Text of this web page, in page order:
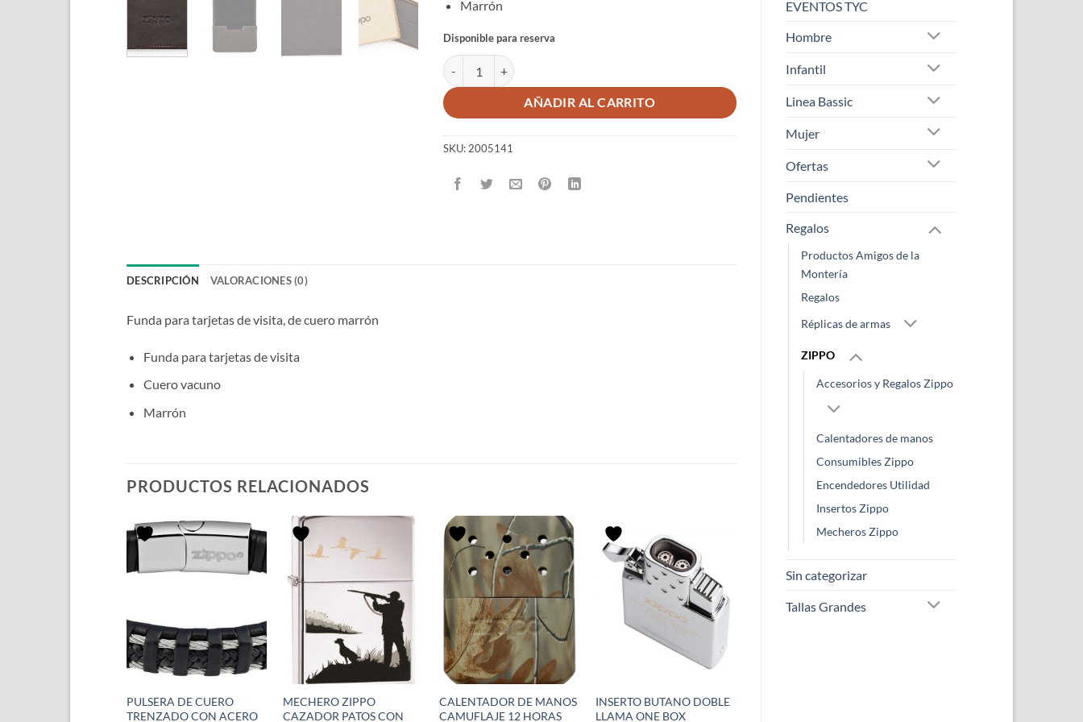
EVENTOS TYC
Hombre
Infantil
Linea Bassic
Mujer
Ofertas
Pendientes
Regalos
Productos Amigos de la
Montería
Regalos
Réplicas de armas
ZIPPO
Accesorios y Regalos Zippo
Calentadores de manos
Consumibles Zippo
Encendedores Utilidad
Insertos Zippo
Mecheros Zippo
Sin categorizar
Tallas Grandes
Marrón
Disponible para reserva
FUNDA PARA TARJETAS DE VISITA DE CUERO MOCA cantidad
AÑADIR AL CARRITO
SKU: 2005141
DESCRIPCIÓN VALORACIONES (0)
Funda para tarjetas de visita, de cuero marrón
Funda para tarjetas de visita
Cuero vacuno
Marrón
PRODUCTOS RELACIONADOS
PULSERA DE CUERO
TRENZADO CON ACERO
MECHERO ZIPPO
CAZADOR PATOS CON
CALENTADOR DE MANOS
CAMUFLAJE 12 HORAS
INSERTO BUTANO DOBLE
LLAMA ONE BOX